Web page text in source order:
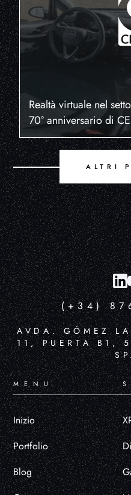
Realtà virtuale nel
70° anniversario di
ALTRI
(+34)
AVDA. GÓMEZ
11, PUERTA B1,
MENU
Inizio
Portfolio
Blog